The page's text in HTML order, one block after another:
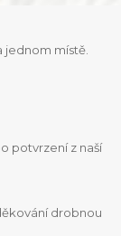
jednom místě.
potvrzení z naší
drobnou